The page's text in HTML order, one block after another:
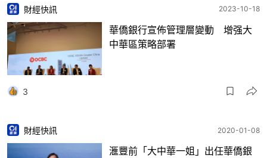
財經快訊 2023-10-18
華僑銀行宣佈管理層變動 增强大
中華區策略部署
3
財經快訊 2020-01-08
滙豐前「大中華一姐」出任華僑銀